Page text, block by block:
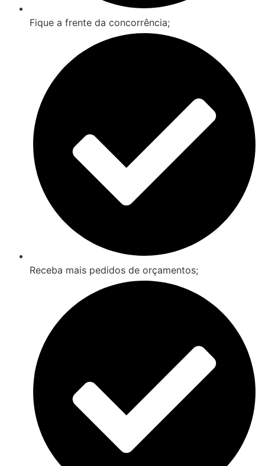
Fique a frente da concorrência;
Receba mais pedidos de orçamentos;